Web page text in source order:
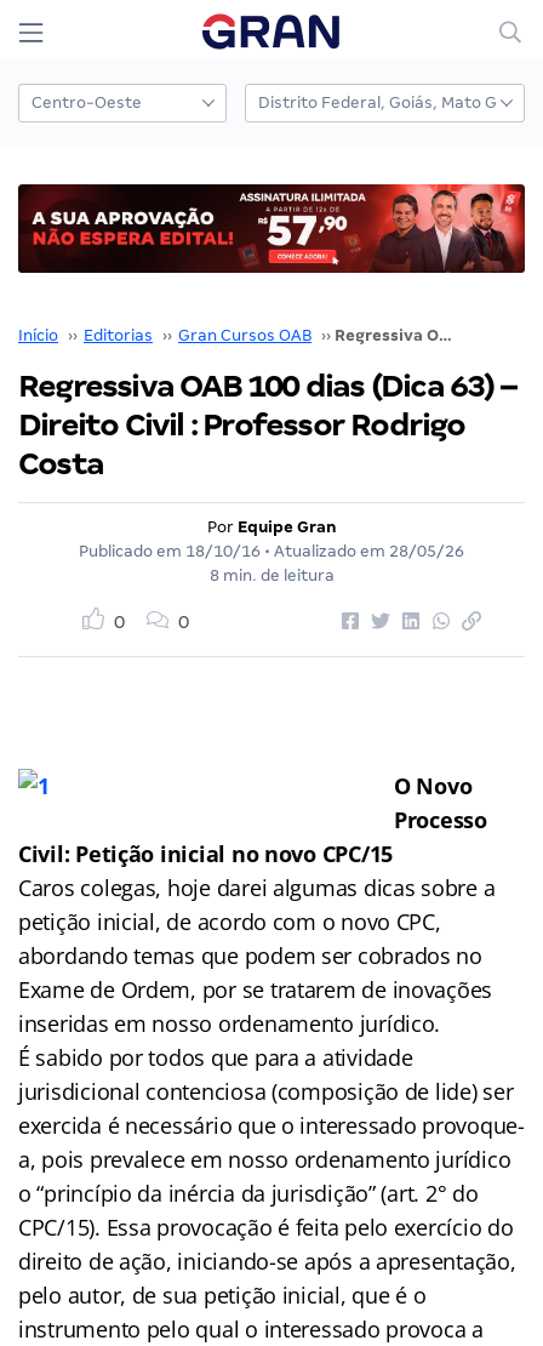
Início ›› Editorias ›› Gran Cursos OAB ›› Regressiva OAB 100 dias (Dica 63) – Direito Civil : Professor Rodrigo Costa
Regressiva OAB 100 dias (Dica 63) –
Direito Civil : Professor Rodrigo
Costa
Por Equipe Gran
Publicado em 18/10/16 • Atualizado em 28/05/26
8 min. de leitura
0 0
O Novo
Processo
Civil: Petição inicial no novo CPC/15
Caros colegas, hoje darei algumas dicas sobre a
petição inicial, de acordo com o novo CPC,
abordando temas que podem ser cobrados no
Exame de Ordem, por se tratarem de inovações
inseridas em nosso ordenamento jurídico.
É sabido por todos que para a atividade
jurisdicional contenciosa (composição de lide) ser
exercida é necessário que o interessado provoque-
a, pois prevalece em nosso ordenamento jurídico
o “princípio da inércia da jurisdição” (art. 2° do
CPC/15). Essa provocação é feita pelo exercício do
direito de ação, iniciando-se após a apresentação,
pelo autor, de sua petição inicial, que é o
instrumento pelo qual o interessado provoca a